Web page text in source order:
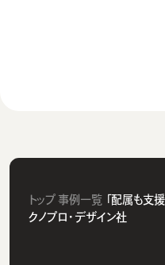
トップ事例一覧 「配属も支
クノプロ・デザイン社